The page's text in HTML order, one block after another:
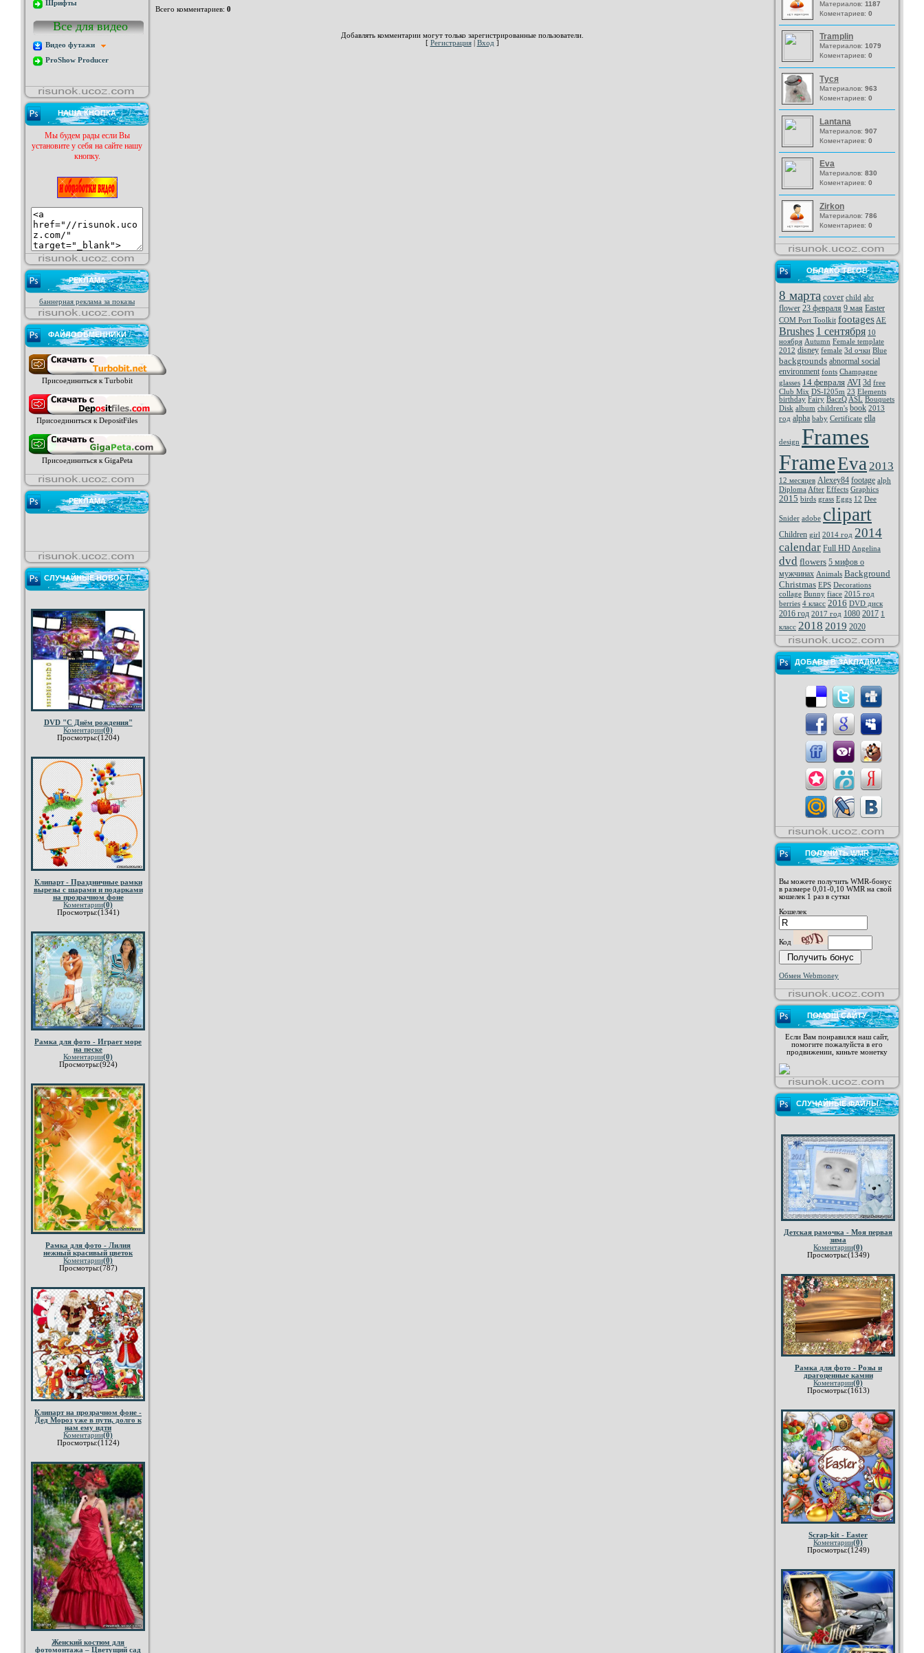
Шрифты
Все для видео
Видео футажи
ProShow Producer
НАША КНОПКА
Мы будем рады если Вы
установите у себя на сайте нашу
кнопку.
РЕКЛАМА
баннерная реклама за показы
ФАЙЛООБМЕННИКИ
Присоединиться к Turbobit
Присоединиться к DepositFiles
Присоединиться к GigaPeta
РЕКЛАМА
СЛУЧАЙНЫЕ НОВОСТ
DVD "С Днём рождения"
Коментарии(0)
Просмотры:(1204)
Клипарт - Праздничные рамки
вырезы с шарами и подарками
на прозрачном фоне
Коментарии(0)
Просмотры:(1341)
Рамка для фото - Играет море
на песке
Коментарии(0)
Просмотры:(924)
Рамка для фото - Лилия
нежный красивый цветок
Коментарии(0)
Просмотры:(787)
Клипарт на прозрачном фоне -
Дед Мороз уже в пути, долго к
нам ему идти
Коментарии(0)
Просмотры:(1124)
Женский костюм для
фотомонтажа – Цветущий сад
Всего комментариев: 0
Добавлять комментарии могут только зарегистрированные пользователи.
[ Регистрация| Вход ]
Материалов: 1187
Коментариев: 0
Tramplin
Материалов: 1079
Коментариев: 0
Туся
Материалов: 963
Коментариев: 0
Lantana
Материалов: 907
Коментариев: 0
Eva
Материалов: 830
Коментариев: 0
Zirkon
Материалов: 786
Коментариев: 0
ОБЛАКО ТЕГОВ
8 марта cover child abr
flower 23 февраля 9 мая Easter
COM Port Toolkit footages AE
Brushes 1 сентября 10
ноября Autumn Female template
2012 disney female 3d очки Blue
backgrounds abnormal social
environment fonts Champagne
glasses 14 февраля AVI 3d free
Club Mix DS-I205m 23 Elements
birthday Fairy BaczQ ASL Bouquets
Disk album children's book 2013
год alpha baby Certificate ella
design Frames
FrameEva 2013
12 месяцев Alexey84 footage alph
Diploma After Effects Graphics
2015 birds grass Eggs 12 Dee
Snider adobe clipart
Children girl 2014 год 2014
calendar Full HD Angelina
dvd flowers 5 мифов о
мужчинах Animals Background
Christmas EPS Decorations
collage Bunny fiace 2015 год
berries 4 класс 2016 DVD диск
2016 год 2017 год 1080 2017 1
класс 2018 2019 2020
ДОБАВЬ В ЗАКЛАДКИ
ПОЛУЧИТЬ WMR
Вы можете получить WMR-бонус
в размере 0,01-0,10 WMR на свой
кошелек 1 раз в сутки
Кошелек
Код
Обмен Webmoney
ПОМОЩ САЙТУ
Если Вам понравился наш сайт,
помогите пожалуйста в его
продвижении, киньте монетку
СЛУЧАЙНЫЕ ФАЙЛЫ
Детская рамочка - Моя первая
зима
Коментарии(0)
Просмотры:(1349)
Рамка для фото - Розы и
драгоценные камни
Коментарии(0)
Просмотры:(1613)
Scrap-kit - Easter
Коментарии(0)
Просмотры:(1249)